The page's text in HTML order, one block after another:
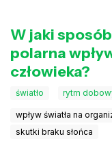
W jaki
polarna
człowieka?
światło rytm
wpływ światła na
skutki braku słońca